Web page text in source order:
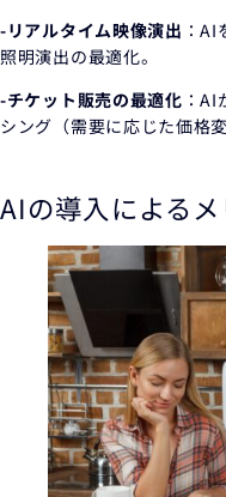
-リアルタイム映像演出 ：
照明演出の最適化。
-チケット販売の最適化 ：
シング（需要に応じた価格
AIの導入による